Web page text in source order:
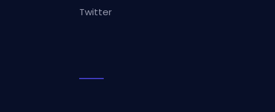
Twitter